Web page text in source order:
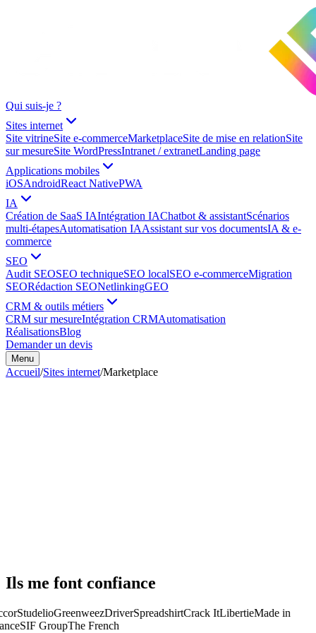
Qui suis-je ?
Sites internet
Site vitrineSite e-commerceMarketplaceSite de mise en relationSite
sur mesureSite WordPressIntranet / extranetLanding page
Applications mobiles
iOSAndroidReact NativePWA
IA
Création de SaaS IAIntégration IAChatbot & assistantScénarios
multi-étapesAutomatisation IAAssistant sur vos documentsIA & e-
commerce
SEO
Audit SEOSEO techniqueSEO localSEO e-commerceMigration
SEORédaction SEONetlinkingGEO
CRM & outils métiers
CRM sur mesureIntégration CRMAutomatisation
RéalisationsBlog
Demander un devis
Menu
Accueil/Sites internet/Marketplace
Ils me font confiance
StudelioGreenweezDriverSpreadshirtCrack ItLibertieMade in
SIF GroupThe French